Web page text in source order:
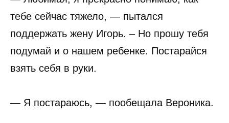
тебе сейчас тяжело, — пытался
поддержать жену Игорь. – Но прошу тебя
подумай и о нашем ребенке. Постарайся
взять себя в руки.
— Я постараюсь, — пообещала Вероника.